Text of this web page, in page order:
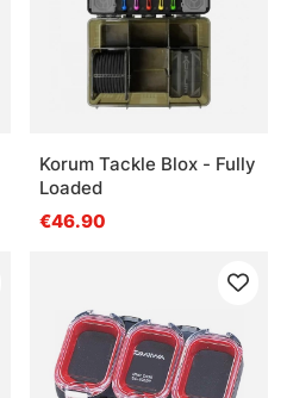
Korum Tackle Blox - Fully
Loaded
€46.90